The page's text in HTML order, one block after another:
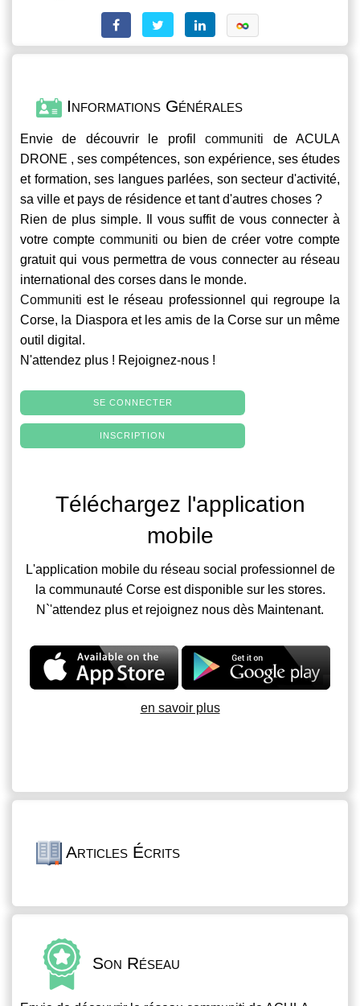
Informations Générales
Envie de découvrir le profilcommuniti de ACULA
DRONE , ses compétences, son expérience, ses études
et formation, ses langues parlées, son secteur d'activité,
sa ville et pays de résidence et tant d'autres choses ?
Rien de plus simple. Il vous suffit de vous connecter à
votre compte communiti ou bien de créer votre compte
gratuit qui vous permettra de vous connecter au réseau
international des corses dans le monde.
Communiti est le réseau professionnel qui regroupe la
Corse, la Diaspora et les amis de la Corse sur un même
outil digital.
N'attendez plus ! Rejoignez-nous !
SE CONNECTER
INSCRIPTION
Téléchargez l'application
mobile
L'application mobile du réseau social professionnel de
la communauté Corse est disponible sur les stores.
N`'attendez plus et rejoignez nous dès Maintenant.
en savoir plus
Articles Écrits
Son Réseau